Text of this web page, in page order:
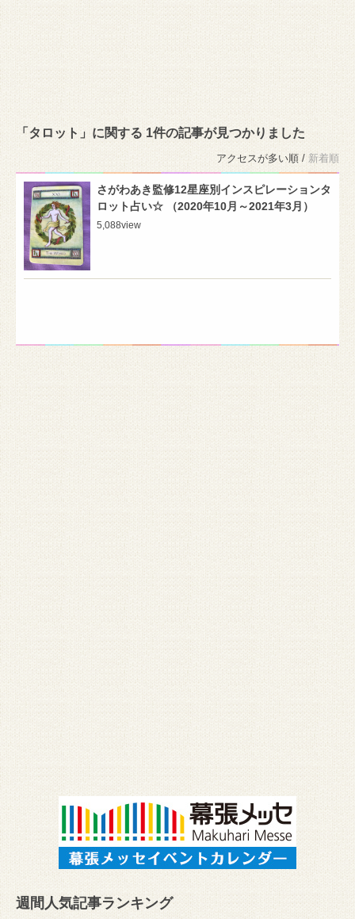
「タロット」に関する 1件の記事が見つかりました
アクセスが多い順 / 新着順
さがわあき監修12星座別インスピレーションタ
ロット占い☆ （2020年10月～2021年3月）
5,088view
週間人気記事ランキング